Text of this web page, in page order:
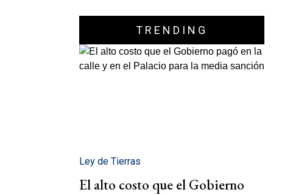
TRENDING
Ley de Tierras
El alto costo que el Gobierno